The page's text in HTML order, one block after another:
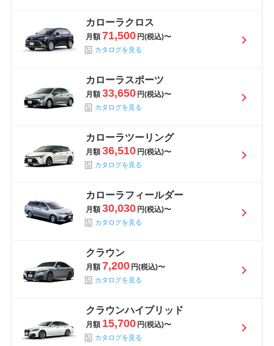
カローラクロス
月額 71,500 円(税込)〜
カタログを見る
カローラスポーツ
月額 33,650 円(税込)〜
カタログを見る
カローラツーリング
月額 36,510 円(税込)〜
カタログを見る
カローラフィールダー
月額 30,030 円(税込)〜
カタログを見る
クラウン
月額 7,200 円(税込)〜
カタログを見る
クラウンハイブリッド
月額 15,700 円(税込)〜
カタログを見る